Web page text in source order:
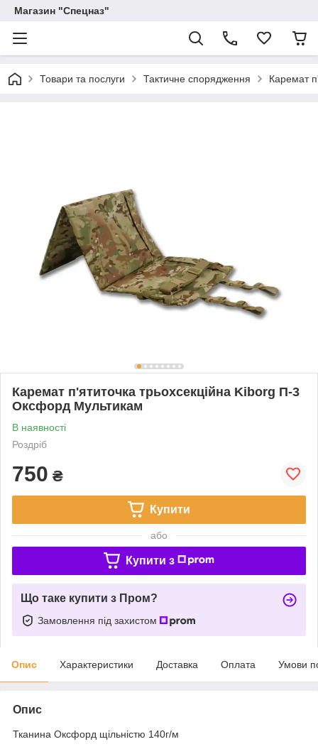
Магазин "Спецназ"
Товари та послуги Тактичне спорядження Каремат
Каремат п'ятиточка трьохсекційна Kiborg П-3
Оксфорд Мультикам
В наявності
Роздріб
750 ₴
Купити
або
Купити з
Що таке купити з Пром?
Замовлення під захистом
Опис Характеристики Доставка Оплата Умови
Опис
Тканина Оксфорд щільністю 140г/м